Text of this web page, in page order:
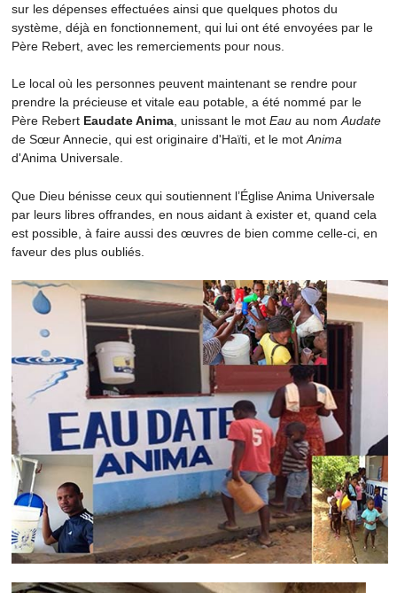
sur les dépenses effectuées ainsi que quelques photos du
système, déjà en fonctionnement, qui lui ont été envoyées par le
Père Rebert, avec les remerciements pour nous.
Le local où les personnes peuvent maintenant se rendre pour
prendre la précieuse et vitale eau potable, a été nommé par le
Père Rebert Eaudate Anima, unissant le mot Eauau nomAudate
de Sœur Annecie, qui est originaire d'Haïti, et le motAnima
d'Anima Universale.
Que Dieu bénisse ceux qui soutiennent l’Église Anima Universale
par leurs libres offrandes, en nous aidant à exister et, quand cela
est possible, à faire aussi des œuvres de bien comme celle-ci, en
faveur des plus oubliés.